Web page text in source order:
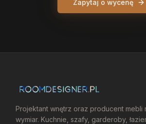
Zapytaj o wycenę
Projektant wnętrz oraz producent mebli
wymiar. Kuchnie, szafy, garderoby,